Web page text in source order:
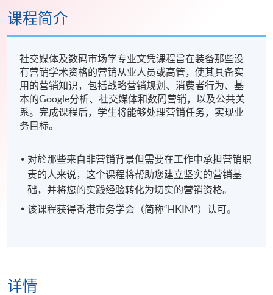
课程简介
社交媒体及数码市场学专业文凭课程旨在装备那些没
有营销学术资格的营销从业人员或高管，使其具备实
用的营销知识，包括战略营销规划、消费者行为、基
本的Google分析、社交媒体和数码营销，以及公共关
系。完成课程后，学生将能够处理营销任务，实现业
务目标。
对於那些来自非营销背景但需要在工作中承担营销职
责的人来说，这个课程将帮助您建立坚实的营销基
础，并将您的实践经验转化为切实的营销资格。
该课程获得香港市务学会（简称“HKIM”）认可。
详情